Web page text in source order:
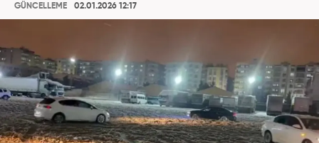
GÜNCELLEME
02.01.2026 12:17